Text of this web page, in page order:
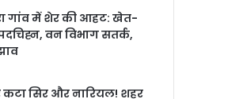
गांव में शेर की आहट: खेत-
वन विभाग सतर्क,
सिर और नारियल! शहर